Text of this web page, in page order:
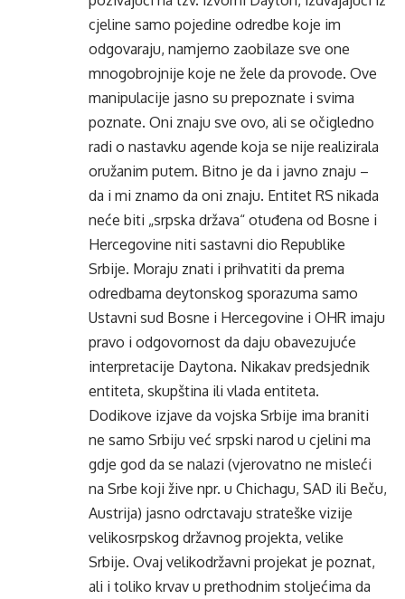
cjeline samo pojedine odredbe koje im
odgovaraju, namjerno zaobilaze sve one
mnogobrojnije koje ne žele da provode. Ove
manipulacije jasno su prepoznate i svima
poznate. Oni znaju sve ovo, ali se očigledno
radi o nastavku agende koja se nije realizirala
oružanim putem. Bitno je da i javno znaju –
da i mi znamo da oni znaju. Entitet RS nikada
neće biti „srpska država“ otuđena od Bosne i
Hercegovine niti sastavni dio Republike
Srbije. Moraju znati i prihvatiti da prema
odredbama deytonskog sporazuma samo
Ustavni sud Bosne i Hercegovine i OHR imaju
pravo i odgovornost da daju obavezujuće
interpretacije Daytona. Nikakav predsjednik
entiteta, skupština ili vlada entiteta.
Dodikove izjave da vojska Srbije ima braniti
ne samo Srbiju već srpski narod u cjelini ma
gdje god da se nalazi (vjerovatno ne misleći
na Srbe koji žive npr. u Chichagu, SAD ili Beču,
Austrija) jasno odrctavaju strateške vizije
velikosrpskog državnog projekta, velike
Srbije. Ovaj velikodržavni projekat je poznat,
ali i toliko krvav u prethodnim stoljećima da